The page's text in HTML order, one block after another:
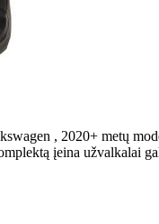
, 2020+ metų
įeina užvalkalai